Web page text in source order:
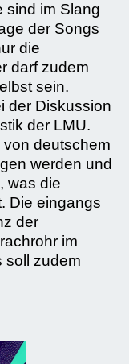
sind im Slang
der Songs
die
darf zudem
sein.
der Diskussion
der LMU.
von deutschem
werden und
was die
Die eingangs
der
im
soll zudem